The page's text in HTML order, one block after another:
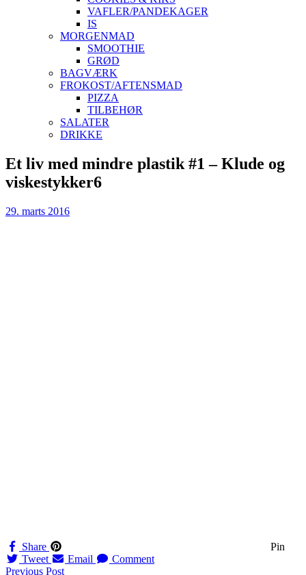
VAFLER/PANDEKAGER
IS
MORGENMAD
SMOOTHIE
GRØD
BAGVÆRK
FROKOST/AFTENSMAD
PIZZA
TILBEHØR
SALATER
DRIKKE
Skip
to
content
Et liv med mindre plastik #1 – Klude og
viskestykker6
29. marts 2016
Share
Pin
Tweet
Email Comment
Previous Post